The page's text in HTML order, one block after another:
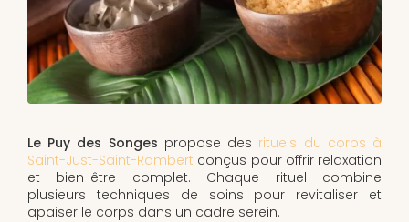
Le Puy des Songes propose des rituels du corps à
Saint-Just-Saint-Rambert conçus pour offrir relaxation
et bien-être complet. Chaque rituel combine
plusieurs techniques de soins pour revitaliser et
apaiser le corps dans un cadre serein.